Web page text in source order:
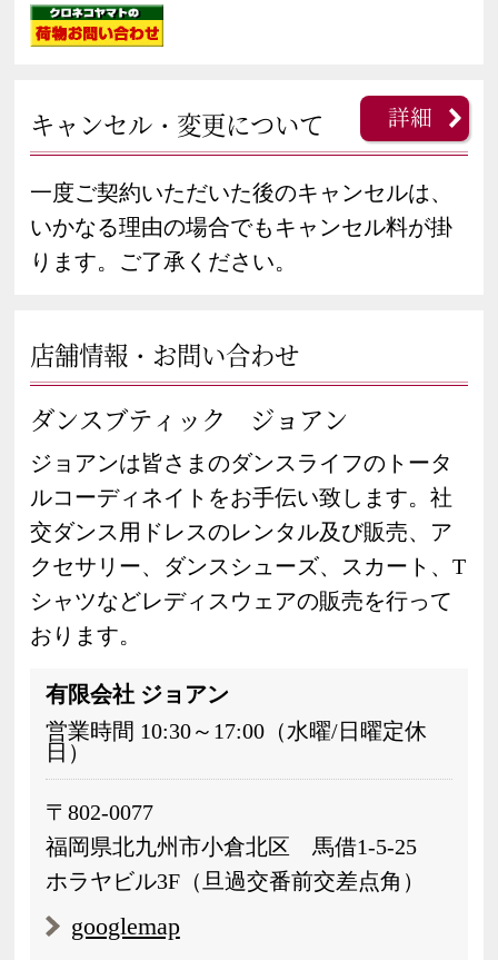
キャンセル・変更について
一度ご契約いただいた後のキャンセルは、
いかなる理由の場合でもキャンセル料が掛
ります。ご了承ください。
詳細
店舗情報・お問い合わせ
ダンスブティック ジョアン
ジョアンは皆さまのダンスライフのトータ
ルコーディネイトをお手伝い致します。社
交ダンス用ドレスのレンタル及び販売、ア
クセサリー、ダンスシューズ、スカート、T
シャツなどレディスウェアの販売を行って
おります。
有限会社 ジョアン
営業時間 10:30～17:00（水曜/日曜定休
日）
〒802-0077
福岡県北九州市小倉北区 馬借1-5-25
ホラヤビル3F（旦過交番前交差点角）
googlemap